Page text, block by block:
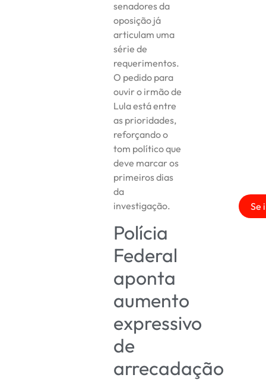
senadores da
oposição já
articulam uma
série de
requerimentos.
O pedido para
ouvir o irmão de
Lula está entre
as prioridades,
reforçando o
tom político que
deve marcar os
primeiros dias
da
investigação.
Polícia
Federal
aponta
aumento
expressivo
de
arrecadação
Se